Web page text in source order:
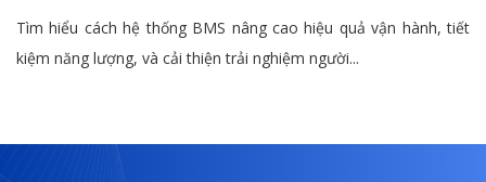
Tìm hiểu cách hệ thống BMS nâng cao hiệu quả vận hành, tiết
kiệm năng lượng, và cải thiện trải nghiệm người...